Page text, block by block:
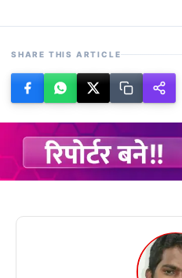
SHARE THIS ARTICLE